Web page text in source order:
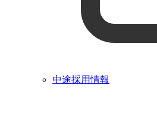
中途採用情報